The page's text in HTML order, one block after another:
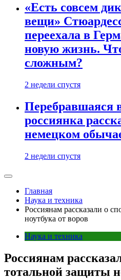
«Есть совсем
вещи»
переехала в
новую жизнь.
сложным?
2 недели спустя
Перебравшаяся
россиянка
немецком
2 недели спустя
Главная
Наука и техника
Россиянам рассказали о
ноутбука от воров
Наука и техника
Россиянам
тотальной защиты